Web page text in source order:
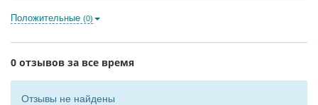
Положительные (0)
0 отзывов за все время
Отзывы не найдены